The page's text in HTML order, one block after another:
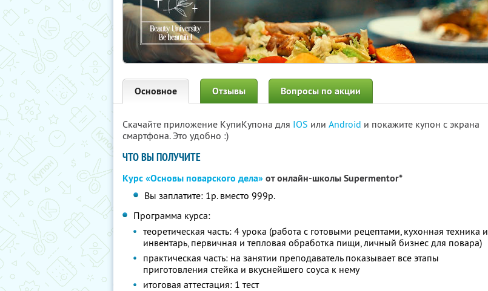
Основное Отзывы Вопросы по акции
Скачайте приложение КупиКупона для IOS или Android и покажите купон с экрана
смартфона. Это удобно :)
ЧТО ВЫ ПОЛУЧИТЕ
Курс «Основы поварского дела»от онлайн-школы Supermentor*
Вы заплатите: 1р. вместо 999р.
Программа курса:
теоретическая часть: 4 урока (работа с готовыми рецептами, кухонная техника и
инвентарь, первичная и тепловая обработка пищи, личный бизнес для повара)
практическая часть: на занятии преподаватель показывает все этапы
приготовления стейка и вкуснейшего соуса к нему
итоговая аттестация: 1 тест